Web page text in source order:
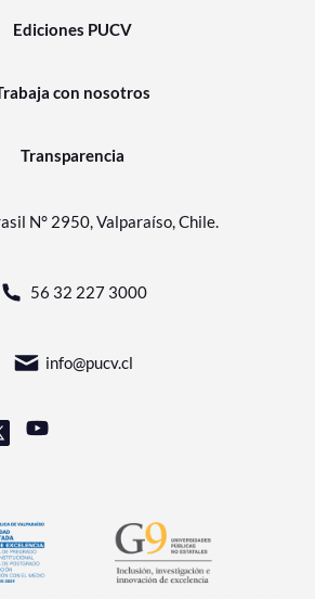
Ediciones PUCV
con nosotros
Transparencia
N° 2950, Valparaíso, Chile.
56 32 227 3000
info@pucv.cl